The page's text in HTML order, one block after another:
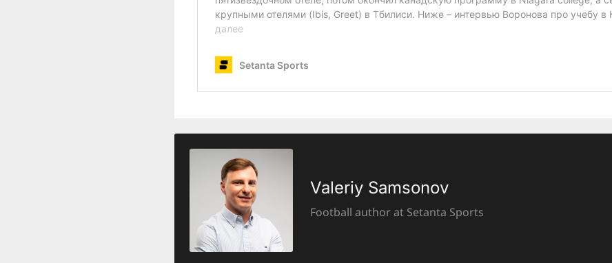
Valeriy Samsonov
Football author at Setanta Sports